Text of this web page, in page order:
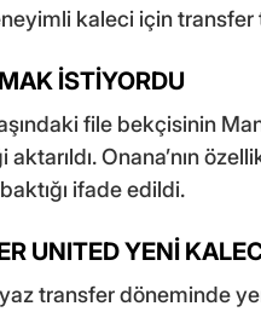
kaleci için transfer
İSTİYORDU
file bekçisinin
Onana’nın
ifade edildi.
UNITED YENİ
transfer döneminde